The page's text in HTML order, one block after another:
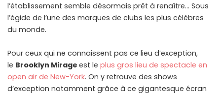
l’établissement semble désormais prêt à renaître… Sous
l’égide de l’une des marques de clubs les plus célèbres
du monde.
Pour ceux qui ne connaissent pas ce lieu d’exception,
le Brooklyn Mirage est le plus gros lieu de spectacle en
open air de New-York. On y retrouve des shows
d’exception notamment grâce à ce gigantesque écran